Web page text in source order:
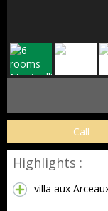
Call
Highlights :
villa aux